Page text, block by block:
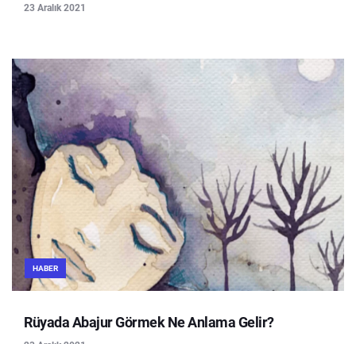
23 Aralık 2021
HABER
Rüyada Abajur Görmek Ne Anlama Gelir?